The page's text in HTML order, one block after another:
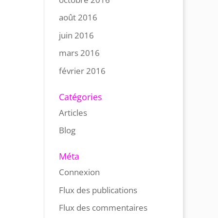
août 2016
juin 2016
mars 2016
février 2016
Catégories
Articles
Blog
Méta
Connexion
Flux des publications
Flux des commentaires